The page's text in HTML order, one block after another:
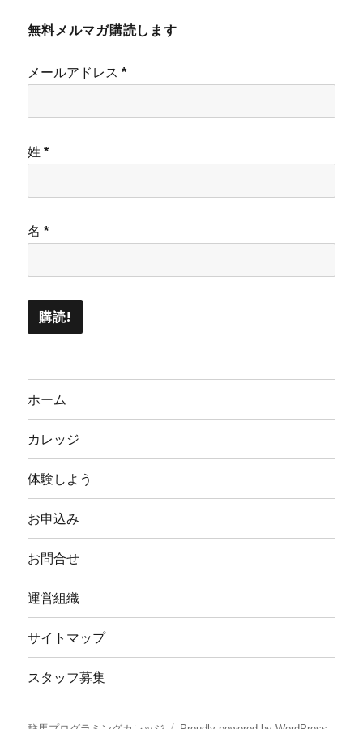
無料メルマガ購読します
メールアドレス*
姓*
名*
ホーム
カレッジ
体験しよう
お申込み
お問合せ
運営組織
サイトマップ
スタッフ募集